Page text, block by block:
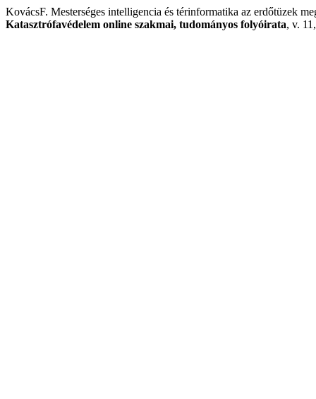
KovácsF. Mesterséges intelligencia és térinformatika az erdőtüzek
Katasztrófavédelem online szakmai, tudományos folyóirata, v.